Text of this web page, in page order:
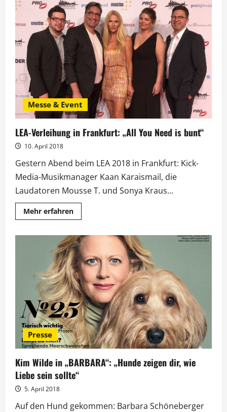
Klaus
Voormann
erhält
ECHO
sein
Lebenswerk
Messe & Event
LEA-Verleihung in Frankfurt: „All You Need is bunt“
10. April 2018
Gestern Abend beim LEA 2018 in Frankfurt: Kick-
Media-Musikmanager Kaan Karaismail, die
Laudatoren Mousse T. und Sonya Kraus...
Mehr erfahrenMehr
Informationen
Verleihung
in
Frankfurt:
„All
You
Need
is
bunt“
Presse
Kim Wilde in „BARBARA“: „Hunde zeigen dir, wie
Liebe sein sollte“
5. April 2018
Auf den Hund gekommen: Barbara Schöneberger